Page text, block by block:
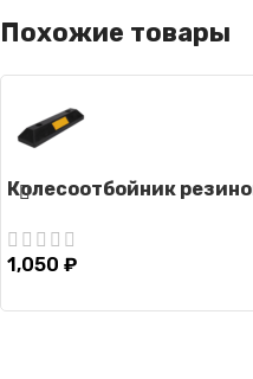
Похожие товары
Колесоотбойник
1,050 ₽